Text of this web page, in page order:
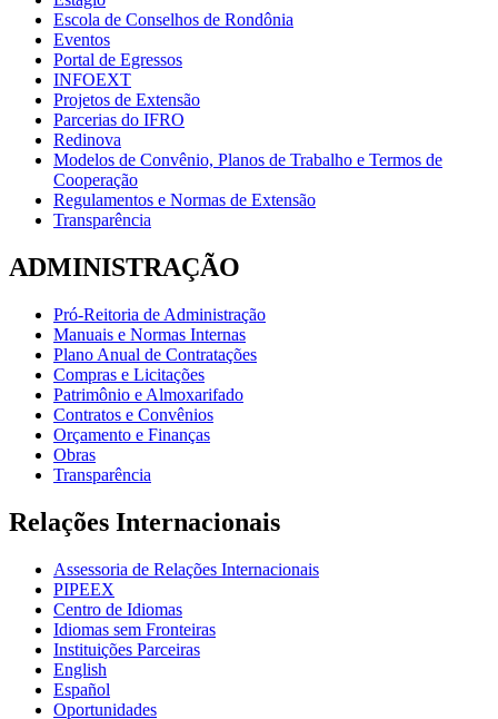
Escola de Conselhos de Rondônia
Eventos
Portal de Egressos
INFOEXT
Projetos de Extensão
Parcerias do IFRO
Redinova
Modelos de Convênio, Planos de Trabalho e Termos de
Cooperação
Regulamentos e Normas de Extensão
Transparência
ADMINISTRAÇÃO
Pró-Reitoria de Administração
Manuais e Normas Internas
Plano Anual de Contratações
Compras e Licitações
Patrimônio e Almoxarifado
Contratos e Convênios
Orçamento e Finanças
Obras
Transparência
Relações Internacionais
Assessoria de Relações Internacionais
PIPEEX
Centro de Idiomas
Idiomas sem Fronteiras
Instituições Parceiras
English
Español
Oportunidades